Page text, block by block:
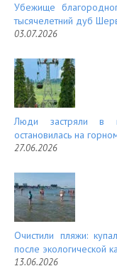
Убежище
тысячелетний дуб
03.07.2026
Люди застряли в
остановилась на
27.06.2026
Очистили пляжи:
после экологической
13.06.2026